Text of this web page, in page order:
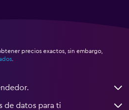
precios exactos, sin embargo,
de datos para ti